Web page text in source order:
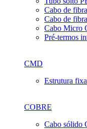
Cabo de
Cabo de
Cabo Micro
Pré-termos
CMD
Estrutura
COBRE
Cabo sólido